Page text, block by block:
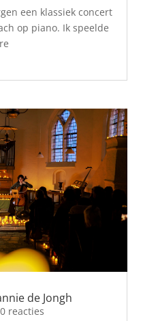
een klassiek concert
op piano. Ik speelde
de Jongh
reacties